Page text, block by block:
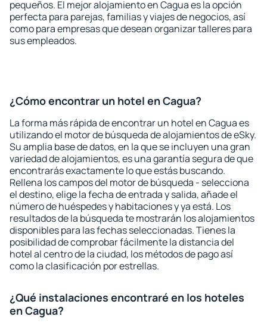
pequeños. El mejor alojamiento en Cagua es la opción
perfecta para parejas, familias y viajes de negocios, así
como para empresas que desean organizar talleres para
sus empleados.
¿Cómo encontrar un hotel en Cagua?
La forma más rápida de encontrar un hotel en Cagua es
utilizando el motor de búsqueda de alojamientos de eSky.
Su amplia base de datos, en la que se incluyen una gran
variedad de alojamientos, es una garantía segura de que
encontrarás exactamente lo que estás buscando.
Rellena los campos del motor de búsqueda - selecciona
el destino, elige la fecha de entrada y salida, añade el
número de huéspedes y habitaciones y ya está. Los
resultados de la búsqueda te mostrarán los alojamientos
disponibles para las fechas seleccionadas. Tienes la
posibilidad de comprobar fácilmente la distancia del
hotel al centro de la ciudad, los métodos de pago así
como la clasificación por estrellas.
¿Qué instalaciones encontraré en los hoteles
en Cagua?